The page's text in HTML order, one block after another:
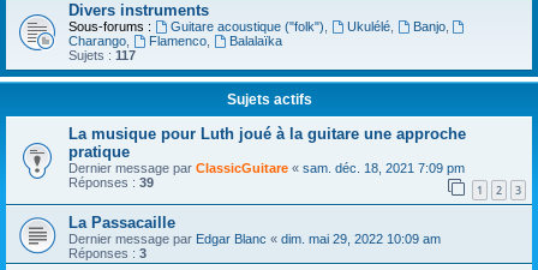
Divers instruments
Sous-forums : Guitare acoustique ("folk") Ukulélé, Banjo,
Charango
Flamenco,
Balalaïka
Sujets : 117
Sujets actifs
La musique pour Luth joué à la guitare une approche
pratique
Dernier message par ClassicGuitare « sam. déc. 18, 2021 7:09 pm
Réponses : 39 1 2 3
La Passacaille
Dernier message par Edgar Blanc « dim. mai 29, 2022 10:09 am
Réponses : 3